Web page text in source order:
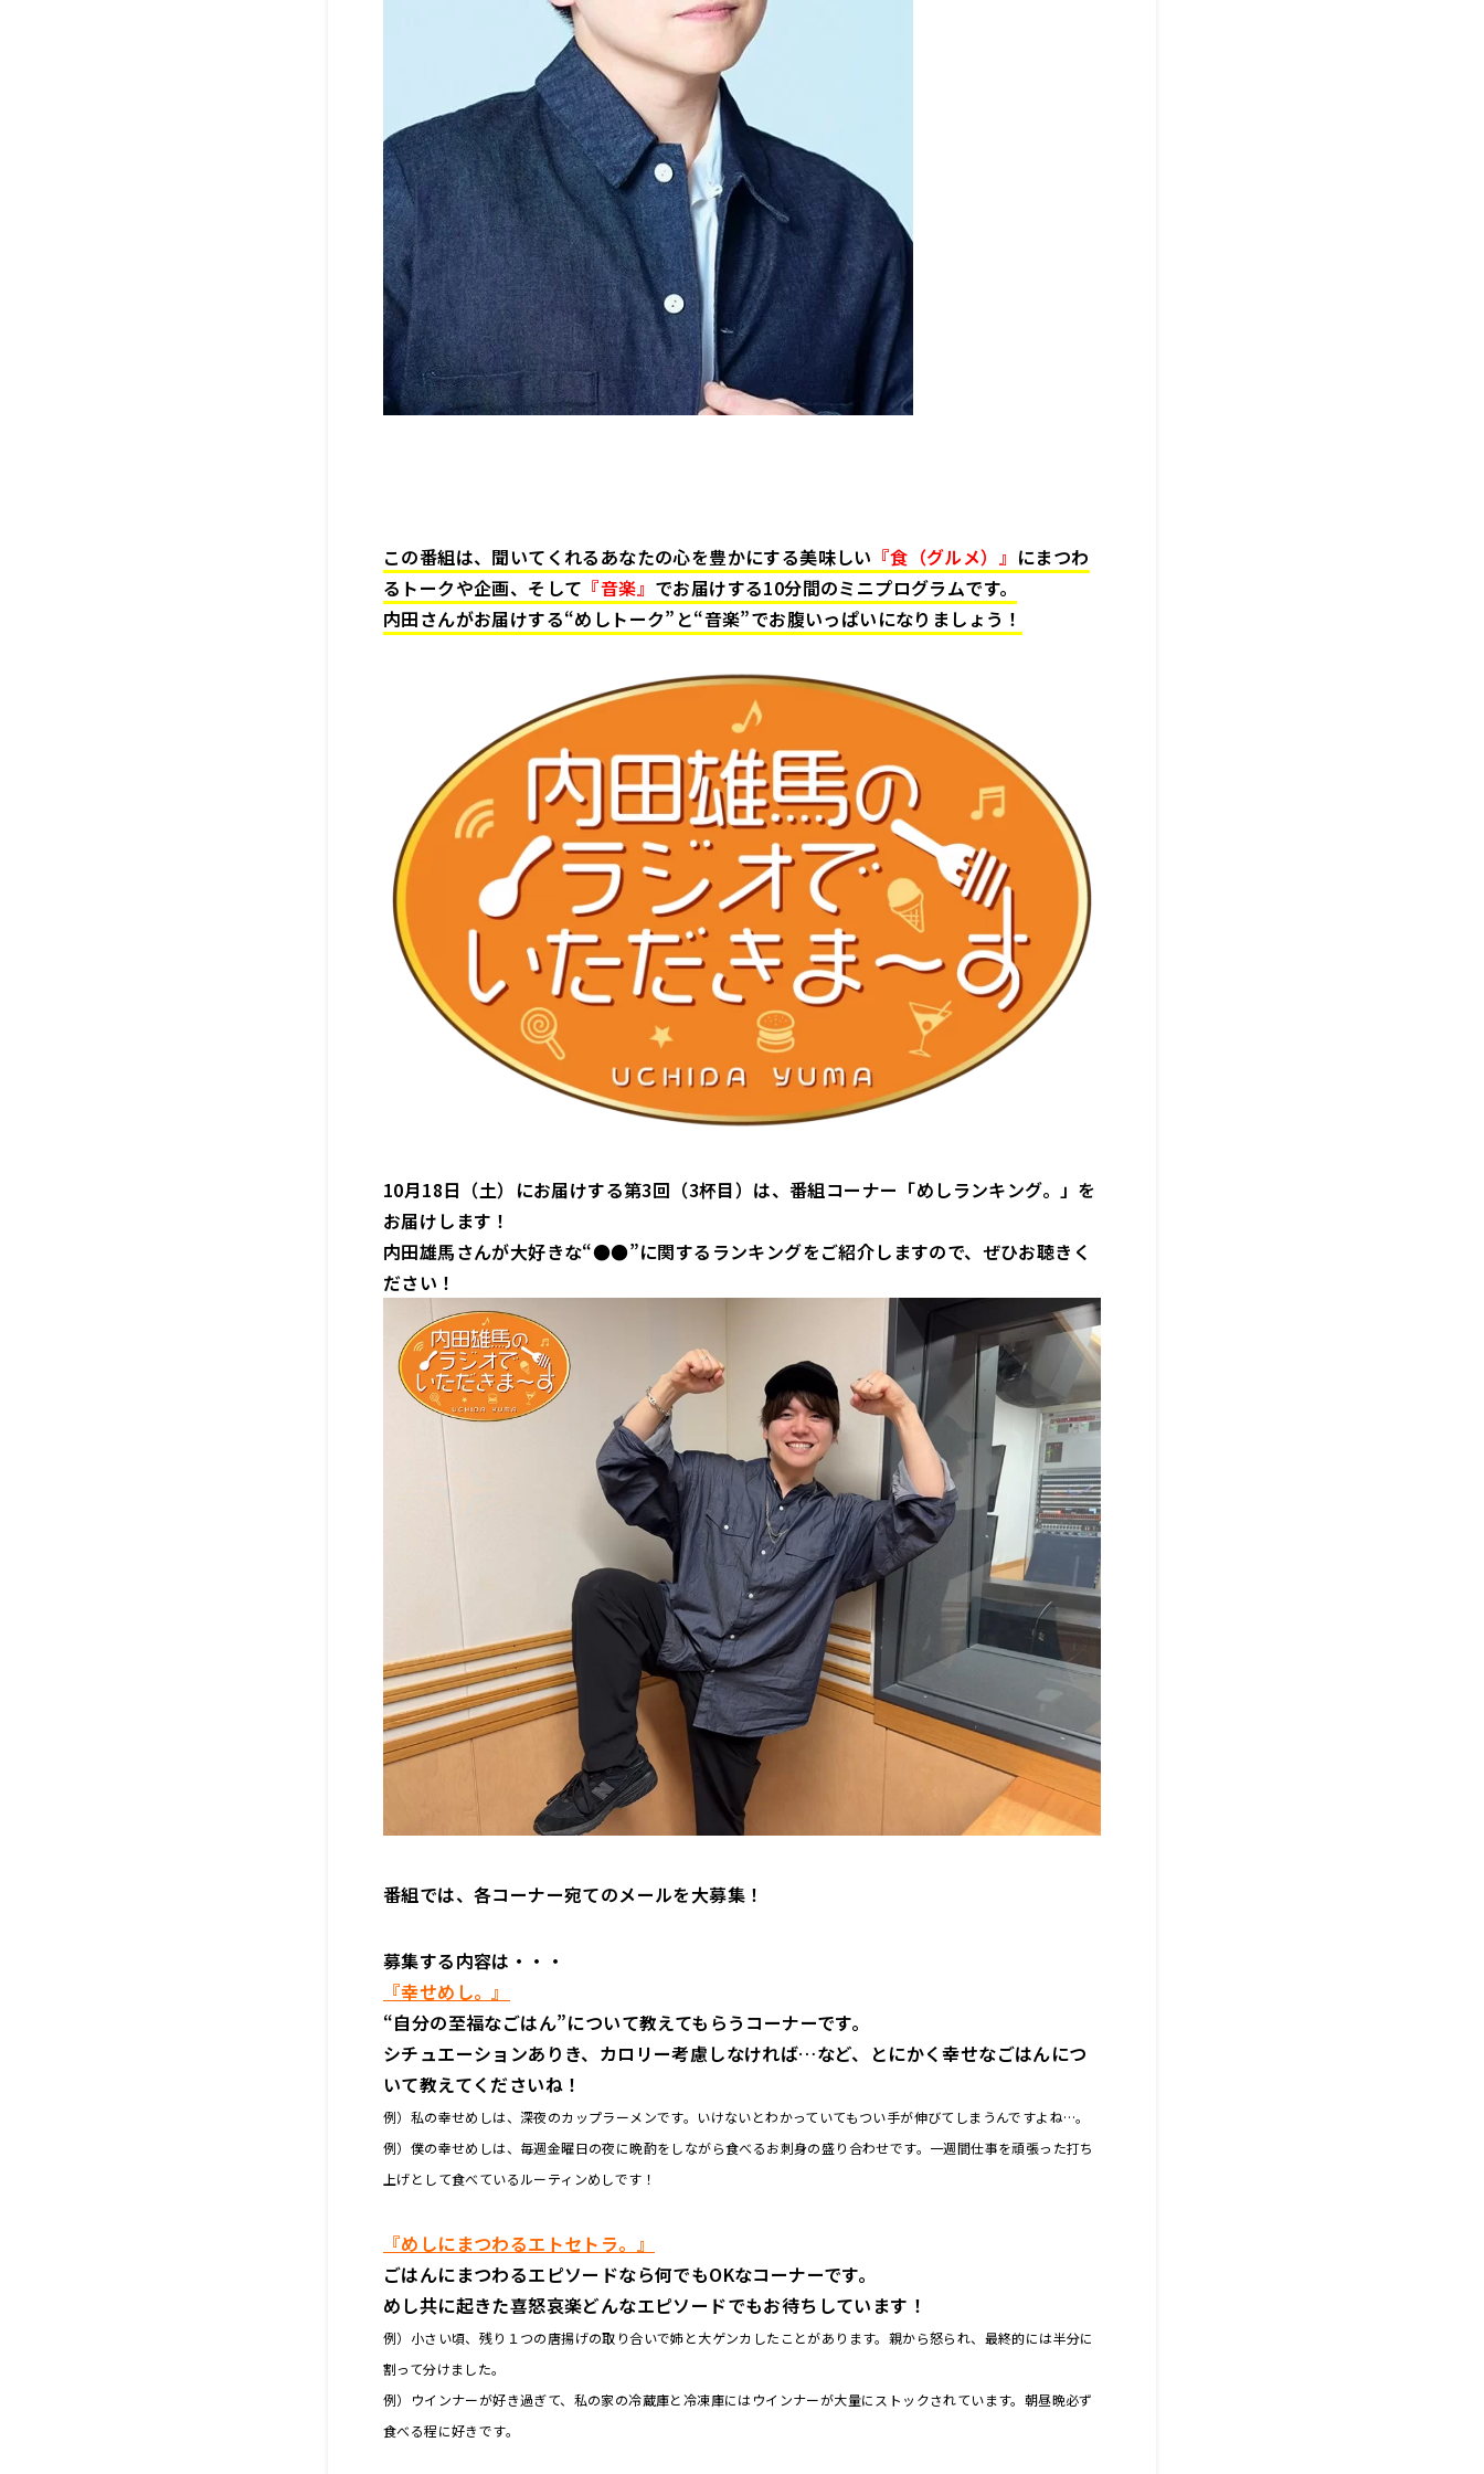
この番組は、聞いてくれるあなたの心を豊かにする美味しい 『食（グルメ）』 にまつわ
るトークや企画、そして 『音楽』 でお届けする10分間のミニプログラムです。
内田さんがお届けする“めしトーク”と“音楽”でお腹いっぱいになりましょう！
10月18日（土）にお届けする第3回（3杯目）は、番組コーナー「めしランキング。」を
お届けします！
内田雄馬さんが大好きな“●●”に関するランキングをご紹介しますので、ぜひお聴きく
ださい！
番組では、各コーナー宛てのメールを大募集！
募集する内容は・・・
『幸せめし。』
“自分の至福なごはん”について教えてもらうコーナーです。
シチュエーションありき、カロリー考慮しなければ…など、とにかく幸せなごはんにつ
いて教えてくださいね！
例）私の幸せめしは、深夜のカップラーメンです。いけないとわかっていてもつい手が伸びてしまうんですよね…。
例）僕の幸せめしは、毎週金曜日の夜に晩酌をしながら食べるお刺身の盛り合わせです。一週間仕事を頑張った打ち
上げとして食べているルーティンめしです！
『めしにまつわるエトセトラ。』
ごはんにまつわるエピソードなら何でもOKなコーナーです。
めし共に起きた喜怒哀楽どんなエピソードでもお待ちしています！
例）小さい頃、残り１つの唐揚げの取り合いで姉と大ゲンカしたことがあります。親から怒られ、最終的には半分に
割って分けました。
例）ウインナーが好き過ぎて、私の家の冷蔵庫と冷凍庫にはウインナーが大量にストックされています。朝昼晩必ず
食べる程に好きです。